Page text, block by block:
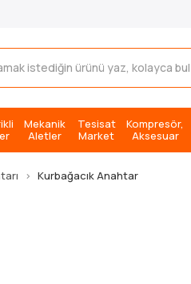
Mekanik
Aletler
Tesisat
Market
Kompresör,
Aksesuar
Kurbağacık Anahtar